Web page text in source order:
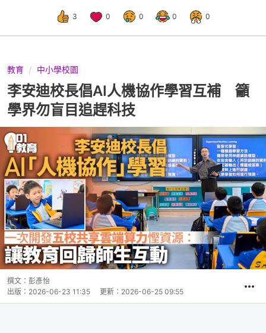
3 0 0 0 0
教育 中小學校園
李安迪校長倡AI人機協作學習互補 籲
學界勿盲目追趕科技
撰文： 彭彥怡
出版： 2026-06-23 11:35 更新： 2026-06-25 09:55